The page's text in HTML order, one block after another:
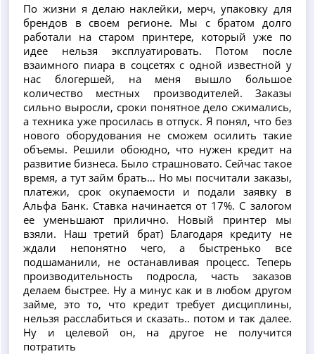
По жизни я делаю наклейки, мерч, упаковку для
брендов в своем регионе. Мы с братом долго
работали на старом принтере, который уже по
идее нельзя эксплуатировать. Потом после
взаимного пиара в соцсетях с одной известной у
нас блогершей, на меня вышло большое
количество местных производителей. Заказы
сильно выросли, сроки понятное дело сжимались,
а техника уже просилась в отпуск. Я понял, что без
нового оборудования не сможем осилить такие
объемы. Решили обоюдно, что нужен кредит на
развитие бизнеса. Было страшновато. Сейчас такое
время, а тут займ брать… Но мы посчитали заказы,
платежи, срок окупаемости и подали заявку в
Альфа Банк. Ставка начинается от 17%. С залогом
ее уменьшают прилично. Новый принтер мы
взяли. Наш третий брат) Благодаря кредиту не
ждали непонятно чего, а быстренько все
подшаманили, не останавливая процесс. Теперь
производительность подросла, часть заказов
делаем быстрее. Ну а минус как и в любом другом
займе, это то, что кредит требует дисциплины,
нельзя расслабиться и сказать.. потом и так далее.
Ну и целевой он, на другое не получится
потратить